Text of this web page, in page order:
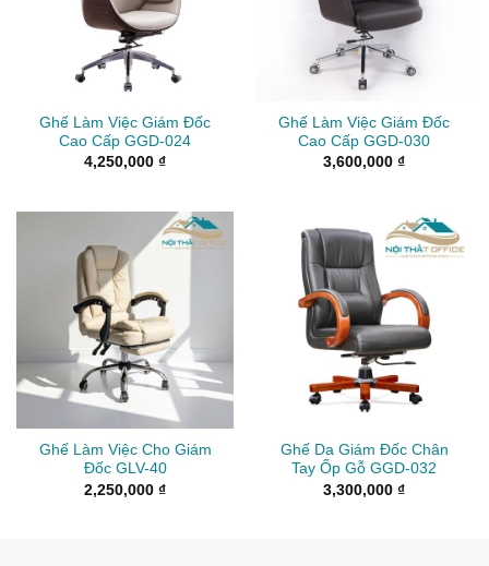
Ghế Làm Việc Giám Đốc
Cao Cấp GGD-024
4,250,000 ₫
Ghế Làm Việc Giám Đốc
Cao Cấp GGD-030
3,600,000 ₫
Ghế Làm Việc Cho Giám
Đốc GLV-40
2,250,000 ₫
Ghế Da Giám Đốc Chân
Tay Ốp Gỗ GGD-032
3,300,000 ₫